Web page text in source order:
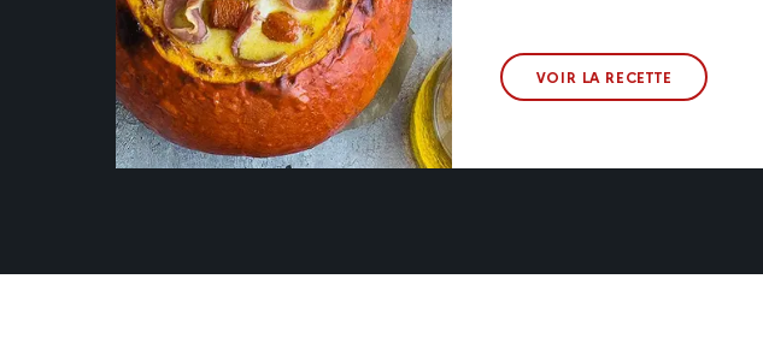
VOIR LA RECETTE